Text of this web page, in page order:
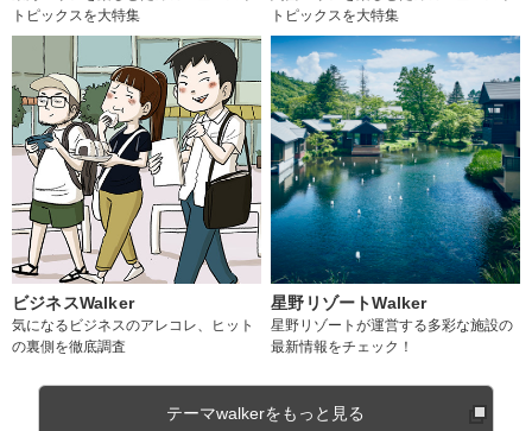
トピックスを大特集
トピックスを大特集
ビジネスWalker
気になるビジネスのアレコレ、ヒット
の裏側を徹底調査
星野リゾートWalker
星野リゾートが運営する多彩な施設の
最新情報をチェック！
テーマwalkerをもっと見る